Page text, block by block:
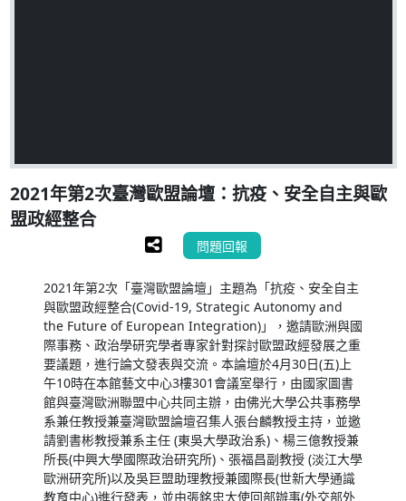
2021年第2次臺灣歐盟論壇：抗疫、安全自主與歐
盟政經整合
問題回報
2021年第2次「臺灣歐盟論壇」主題為「抗疫、安全自主
與歐盟政經整合(Covid-19, Strategic Autonomy and
the Future of European Integration)」，邀請歐洲與國
際事務、政治學研究學者專家針對探討歐盟政經發展之重
要議題，進行論文發表與交流。本論壇於4月30日(五)上
午10時在本館藝文中心3樓301會議室舉行，由國家圖書
館與臺灣歐洲聯盟中心共同主辦，由佛光大學公共事務學
系兼任教授兼臺灣歐盟論壇召集人張台麟教授主持，並邀
請劉書彬教授兼系主任 (東吳大學政治系)、楊三億教授兼
所長(中興大學國際政治研究所)、張福昌副教授 (淡江大學
歐洲研究所)以及吳巨盟助理教授兼國際長(世新大學通識
教育中心)進行發表，並由張銘忠大使回部辦事(外交部外